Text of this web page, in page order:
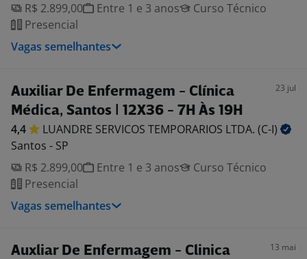
R$ 2.899,00
Entre 1 e 3 anos
Curso Técnico
Presencial
Vagas semelhantes
Auxiliar De Enfermagem - Clínica
Médica, Santos | 12X36 - 7H Às 19H
23 jul
4,4 LUANDRE SERVICOS TEMPORARIOS LTDA. (C-I)
Santos - SP
R$ 2.899,00
Entre 1 e 3 anos
Curso Técnico
Presencial
Vagas semelhantes
Auxliar De Enfermagem - Clinica
13 mai